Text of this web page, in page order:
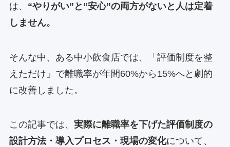
は、 “やりがい”と“安心”の両方がないと人は定着
しません。
そんな中、ある中小飲食店では、「評価制度を整
えただけ」で離職率が年間60%から15%へと劇的
に改善しました。
この記事では、 実際に離職率を下げた評価制度の
設計方法・導入プロセス・現場の変化について、